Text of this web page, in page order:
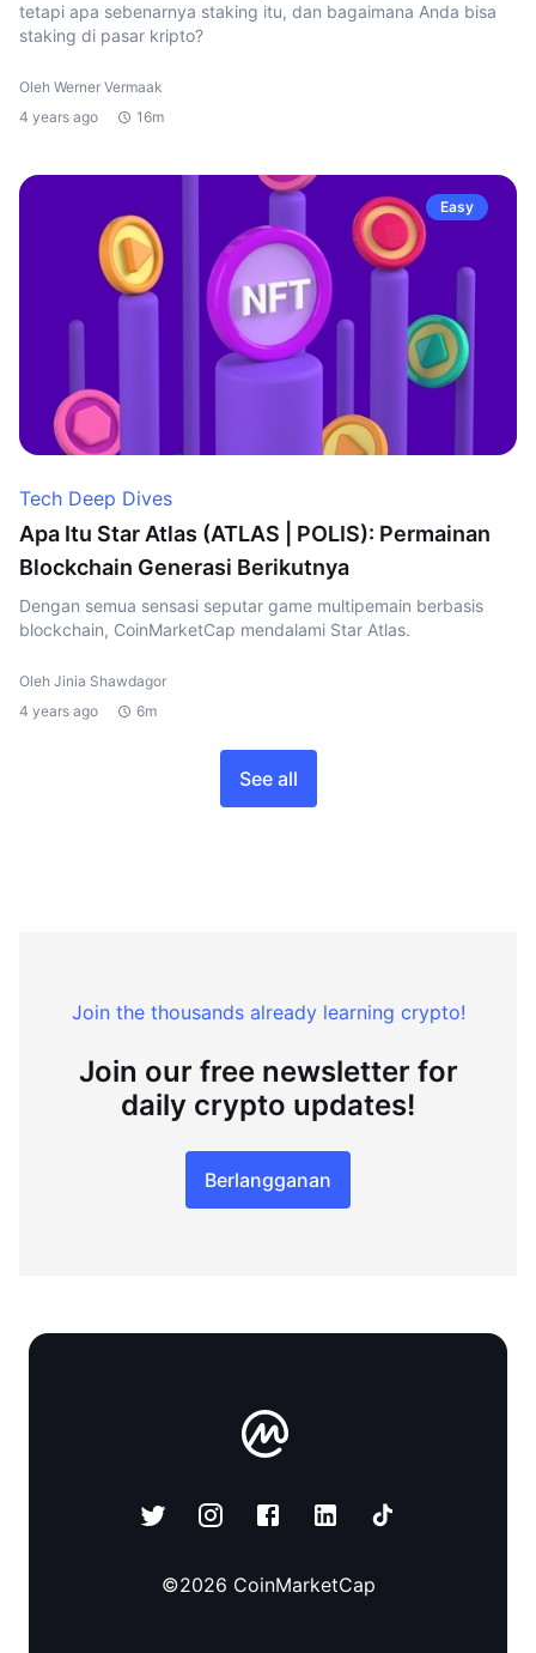
tetapi apa sebenarnya staking itu, dan bagaimana Anda bisa
staking di pasar kripto?
Oleh Werner Vermaak
4 years ago
16m
Easy
Tech Deep Dives
Apa Itu Star Atlas (ATLAS | POLIS): Permainan
Blockchain Generasi Berikutnya
Dengan semua sensasi seputar game multipemain berbasis
blockchain, CoinMarketCap mendalami Star Atlas.
Oleh Jinia Shawdagor
4 years ago
6m
See all
Join the thousands already learning crypto!
Join our free newsletter for
daily crypto updates!
Berlangganan
©2026 CoinMarketCap